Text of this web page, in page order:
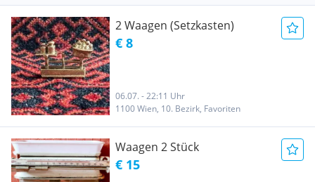
2 Waagen (Setzkasten)
€ 8
06.07. - 22:11 Uhr
1100 Wien, 10. Bezirk, Favoriten
Waagen 2 Stück
€ 15